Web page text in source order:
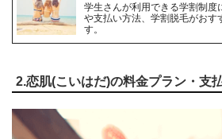
学生さんが利用できる学割制度
や支払い方法、学割脱毛がおす
す。
2.恋肌(こいはだ)の料金プラン・支